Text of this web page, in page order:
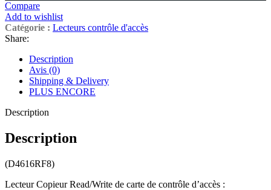
Compare
Add to wishlist
Catégorie : Lecteurs contrôle d'accès
Share:
Description
Avis (0)
Shipping & Delivery
PLUS ENCORE
Description
Description
(D4616RF8)
Lecteur Copieur Read/Write de carte de contrôle d’accès :